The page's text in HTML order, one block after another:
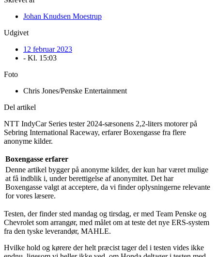
Johan Knudsen Moestrup
Udgivet
12 februar 2023
- Kl. 15:03
Foto
Chris Jones/Penske Entertainment
Del artikel
NTT IndyCar Series tester 2024-sæsonens 2,2-liters motorer på
Sebring International Raceway, erfarer Boxengasse fra flere
anonyme kilder.
Boxengasse erfarer
Denne artikel bygger på anonyme kilder, der kun har været mulige
at få indblik i, under berettigelse af anonymitet. Det har
Boxengasse valgt at acceptere, da vi finder oplysningerne relevante
for vores læsere.
Testen, der finder sted mandag og tirsdag, er med Team Penske og
Chevrolet som arrangør, med målet om at teste det nye ERS-system
fra den tyske leverandør, MAHLE.
Hvilke hold og kørere der helt præcist tager del i testen vides ikke